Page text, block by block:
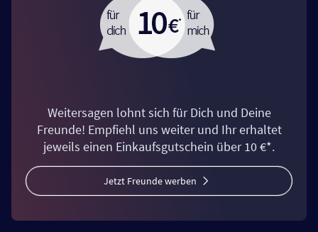
Weitersagen lohnt sich für Dich und Deine
Freunde! Empfiehl uns weiter und Ihr erhaltet
jeweils einen Einkaufsgutschein über 10 €*.
Jetzt Freunde werben